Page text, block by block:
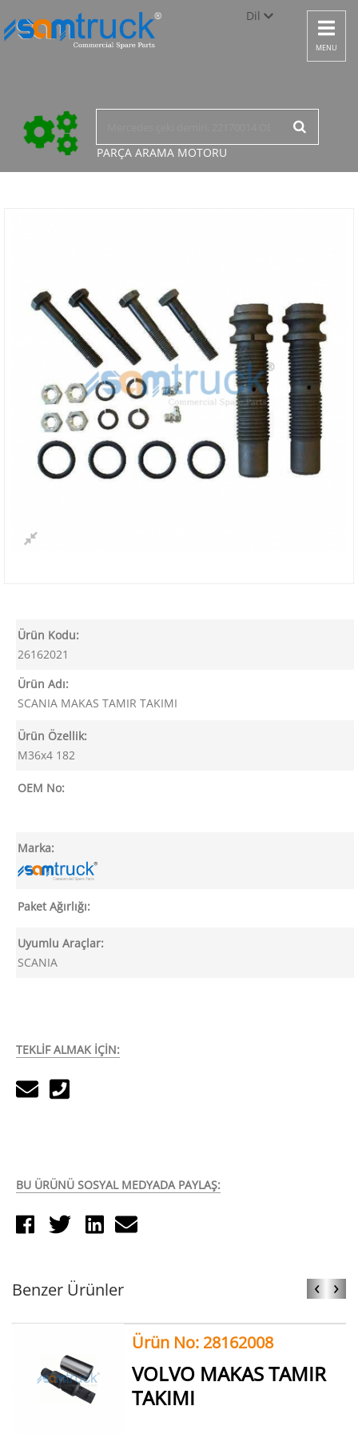
Dil
Türkçe
English
Toggle
MENU
PARÇA ARAMA MOTORU
Ürün Kodu:
26162021
Ürün Adı:
SCANIA MAKAS TAMIR TAKIMI
Ürün Özellik:
M36x4 182
OEM No:
Marka:
Paket Ağırlığı:
Uyumlu Araçlar:
SCANIA
TEKLİF ALMAK İÇİN:
BU ÜRÜNÜ SOSYAL MEDYADA PAYLAŞ:
Benzer Ürünler ‹ ›
Ürün No: 28162008
VOLVO MAKAS TAMIR
TAKIMI